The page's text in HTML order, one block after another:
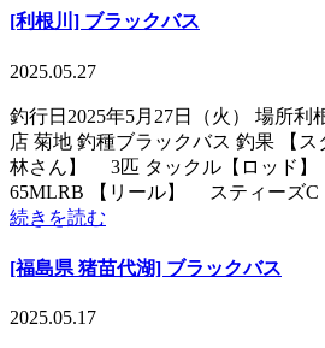
[利根川] ブラックバス
2025.05.27
釣行日2025年5月27日（火） 場所利
店 菊地 釣種ブラックバス 釣果 【
林さん】 3匹 タックル【ロッド
65MLRB 【リール】 スティーズC
続きを読む
[福島県 猪苗代湖] ブラックバス
2025.05.17